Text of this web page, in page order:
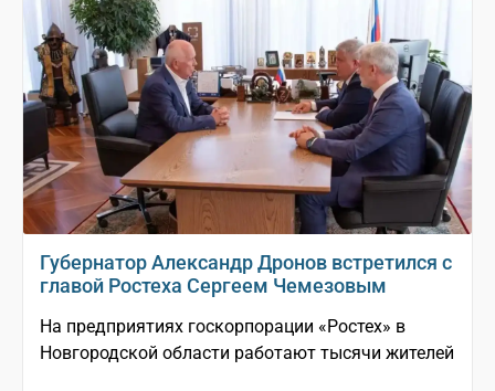
Губернатор Александр Дронов встретился с
главой Ростеха Сергеем Чемезовым
На предприятиях госкорпорации «Ростех» в
Новгородской области работают тысячи жителей